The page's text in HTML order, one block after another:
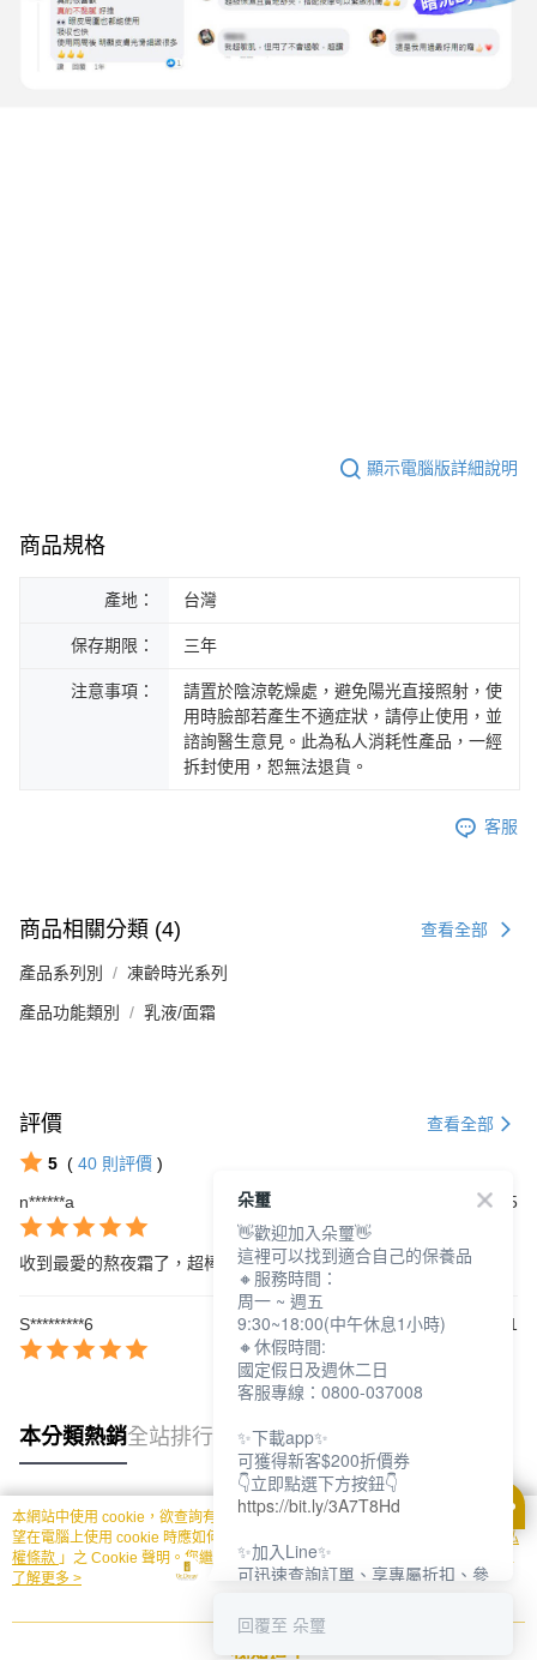
顯示電腦版詳細說明
商品規格
產地： 台灣
保存期限： 三年
注意事項：
請置於陰涼乾燥處，避免陽光直接照射，使
用時臉部若產生不適症狀，請停止使用，並
諮詢醫生意見。此為私人消耗性產品，一經
拆封使用，恕無法退貨。
客服
商品相關分類 (4) 查看全部
產品系列別 凍齡時光系列
產品功能類別 乳液/面霜
評價 查看全部
5 ( 40 則評價 )
n******a
2026/02/25
收到最愛的熬夜霜了，超棒的品質，唯一的最愛。
S*********6 2026/02/11
本分類熱銷全站排行
熱門標籤
本網站中使用 cookie，欲查詢有關本網站使用 cookie 方式之詳情，及若您不希
望在電腦上使用 cookie 時應如何變更電腦的 cookie 設定，請參閱本網站「
隱私
權條款 」之 Cookie 聲明。您繼續使用本網站即表示您同意本公司得按本網站使
用條款之 Cookie 聲明使用 cookie。
了解更多 >
我知道了
朵璽
👋歡迎加入朵璽👋
這裡可以找到適合自己的保養品
🔸服務時間：
周一 ~ 週五
9:30~18:00(中午休息1小時)
🔸休假時間:
國定假日及週休二日
客服專線：0800-037008
✨下載app✨
可獲得新客$200折價券
👇立即點選下方按鈕👇
https://bit.ly/3A7T8Hd
✨加入Line✨
可迅速查詢訂單、享專屬折扣、參
👇立即點選下方按鈕👇
回覆至 朵璽